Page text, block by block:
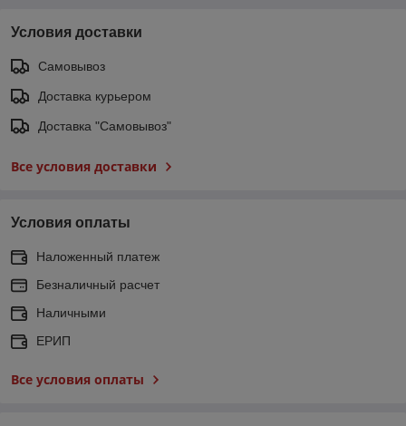
Условия доставки
Самовывоз
Доставка курьером
Доставка "Самовывоз"
Все условия доставки
Условия оплаты
Наложенный платеж
Безналичный расчет
Наличными
ЕРИП
Все условия оплаты